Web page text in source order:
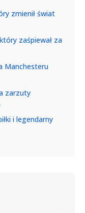
zmienił świat
zaśpiewał za
Manchesteru
zarzuty
i legendarny